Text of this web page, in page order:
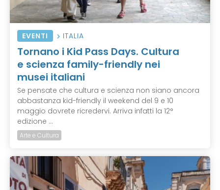
EVENTI ITALIA
Tornano i Kid Pass Days. Cultura
e scienza family-friendly nei
musei italiani
Se pensate che cultura e scienza non siano ancora
abbastanza kid-friendly il weekend del 9 e 10
maggio dovrete ricredervi. Arriva infatti la 12°
edizione ...
Arte e Cultura